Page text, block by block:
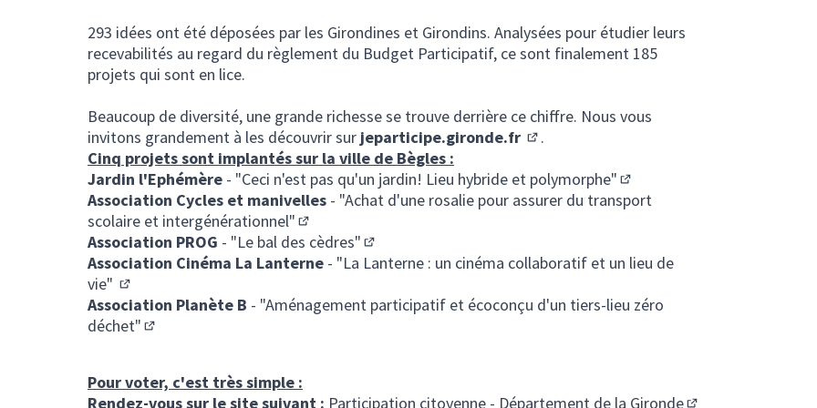
293 idées ont été déposées par les Girondines et Girondins. Analysées pour étudier leurs
recevabilités au regard du règlement du Budget Participatif, ce sont finalement 185
projets qui sont en lice.
Beaucoup de diversité, une grande richesse se trouve derrière ce chiffre. Nous vous
invitons grandement à les découvrir sur jeparticipe.gironde.fr
.
Cinq projets sont implantés sur la ville de Bègles :
Jardin l'Ephémère - "Ceci n'est pas qu'un jardin! Lieu hybride et polymorphe"
(Lien externe)
Association Cycles et manivelles - "Achat d'une rosalie pour assurer du transport
scolaire et intergénérationnel"
(Lien externe)
Association PROG - "Le bal des cèdres"
(Lien externe)
Association Cinéma La Lanterne - "La Lanterne : un cinéma collaboratif et un lieu de
vie"
(Lien externe)
Association Planète B - "Aménagement participatif et écoconçu d'un tiers-lieu zéro
déchet"
Pour voter, c'est très simple :
Rendez-vous sur le site suivant : Participation citoyenne - Département de la Gironde